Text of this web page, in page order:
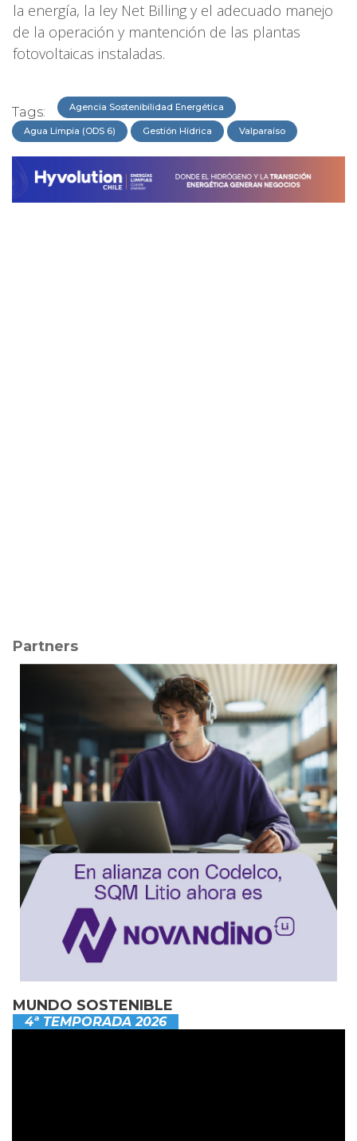
la energía, la ley Net Billing y el adecuado manejo
de la operación y mantención de las plantas
fotovoltaicas instaladas.
Tags: Agencia Sostenibilidad Energética
Agua Limpia (ODS 6) Gestión Hídrica Valparaíso
Partners
MUNDO SOSTENIBLE
4ª TEMPORADA 2026